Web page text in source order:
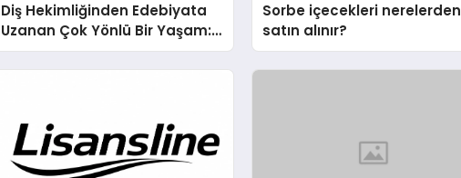
Diş Hekimliğinden Edebiyata
Uzanan Çok Yönlü Bir Yaşam:
Yeşim Şahin Yaman
Sorbe içecekleri nerelerden
satın alınır?